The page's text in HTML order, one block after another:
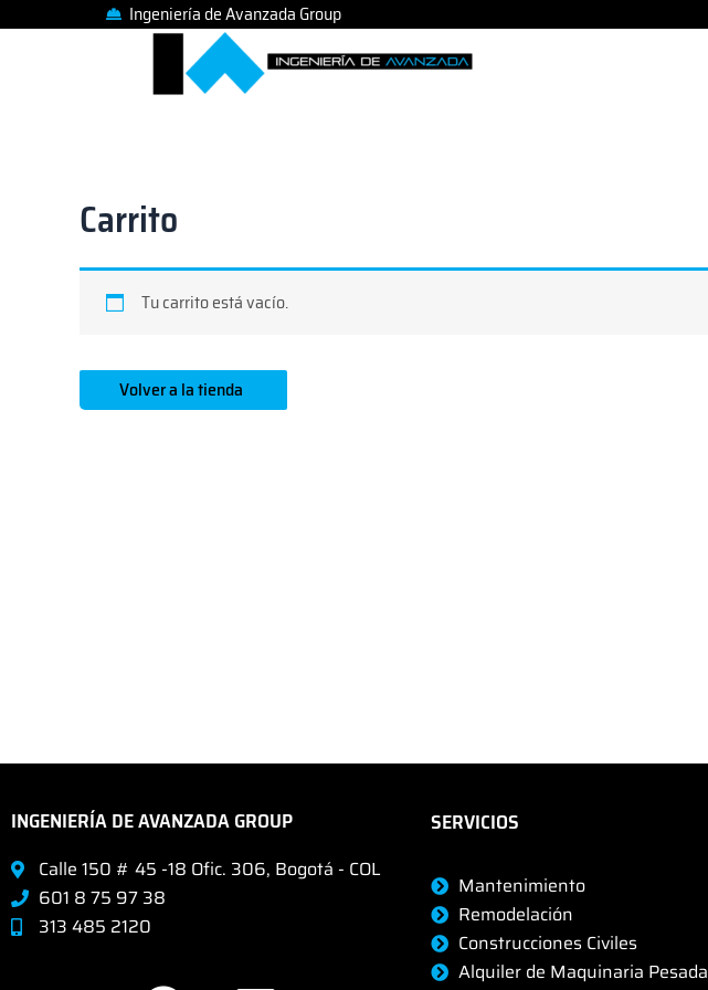
Ingeniería de Avanzada Group
Carrito
Tu carrito está vacío.
Volver a la tienda
INGENIERÍA DE AVANZADA GROUP
Calle 150 # 45 -18 Ofic. 306, Bogotá - COL
601 8 75 97 38
313 485 2120
SERVICIOS
Mantenimiento
Remodelación
Construcciones Civiles
Alquiler de Maquinaria Pesada